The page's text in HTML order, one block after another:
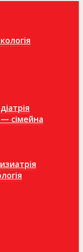
сімейна